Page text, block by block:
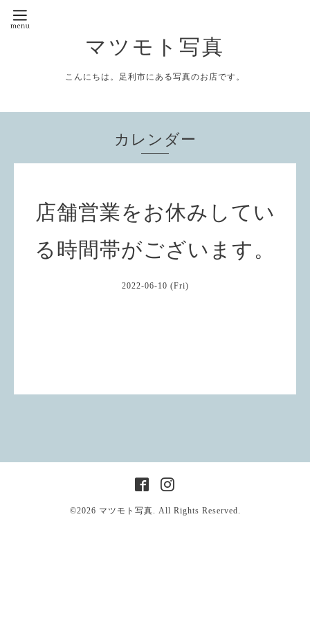
マツモト写真
こんにちは。足利市にある写真のお店です。
カレンダー
店舗営業をお休みしてい
る時間帯がございます。
2022-06-10 (Fri)
©2026 マツモト写真. All Rights Reserved.